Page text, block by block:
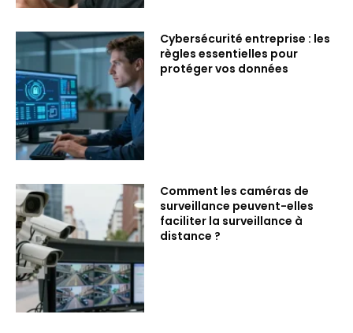
Cybersécurité entreprise : les
règles essentielles pour
protéger vos données
Comment les caméras de
surveillance peuvent-elles
faciliter la surveillance à
distance ?